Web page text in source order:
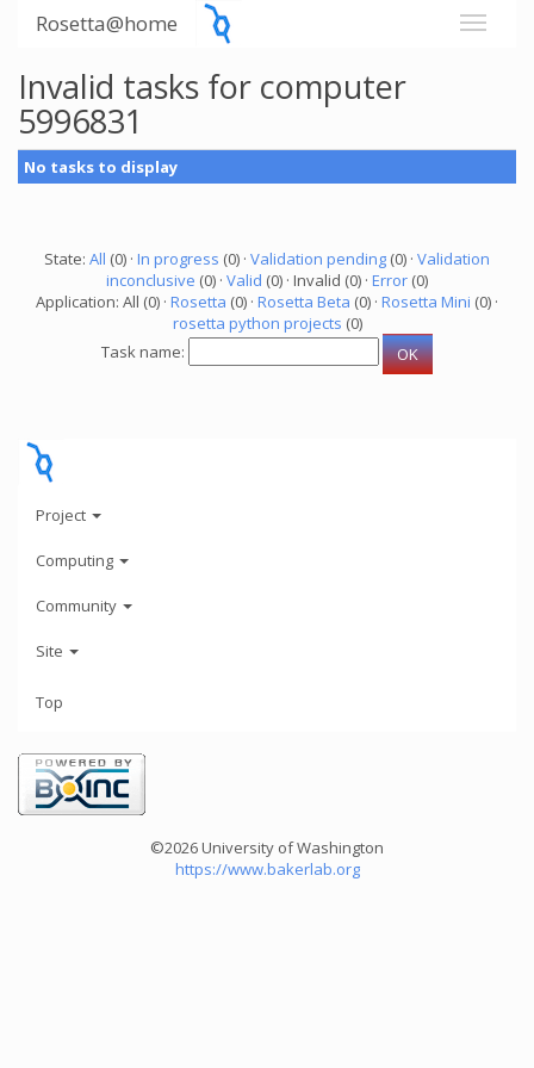
Rosetta@home
Invalid tasks for computer
5996831
No tasks to display
State: All (0) · In progress (0) · Validation pending (0) · Validation
inconclusive (0) · Valid (0) · Invalid (0) · Error (0)
Application: All (0) · Rosetta (0) · Rosetta Beta (0) · Rosetta Mini (0) ·
rosetta python projects (0)
Task name:
Project
Computing
Community
Site
Top
©2026 University of Washington
https://www.bakerlab.org